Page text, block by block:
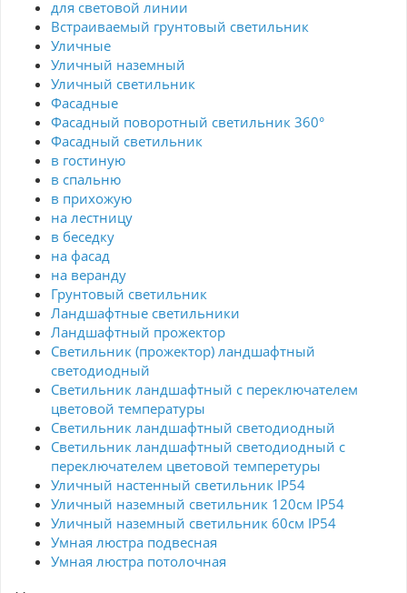
для световой линии
Встраиваемый грунтовый светильник
Уличные
Уличный наземный
Уличный светильник
Фасадные
Фасадный поворотный светильник 360°
Фасадный светильник
в гостиную
в спальню
в прихожую
на лестницу
в беседку
на фасад
на веранду
Грунтовый светильник
Ландшафтные светильники
Ландшафтный прожектор
Светильник (прожектор) ландшафтный
светодиодный
Светильник ландшафтный с переключателем
цветовой температуры
Светильник ландшафтный светодиодный
Светильник ландшафтный светодиодный с
переключателем цветовой темперетуры
Уличный настенный светильник IP54
Уличный наземный светильник 120см IP54
Уличный наземный светильник 60см IP54
Умная люстра подвесная
Умная люстра потолочная